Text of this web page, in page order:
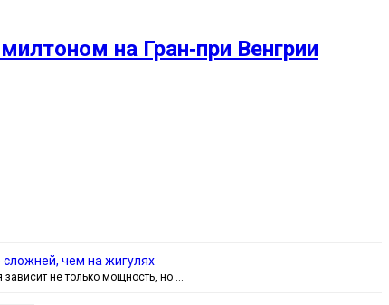
на Гран‑при Венгрии
чем на жигулях
не только мощность, но …